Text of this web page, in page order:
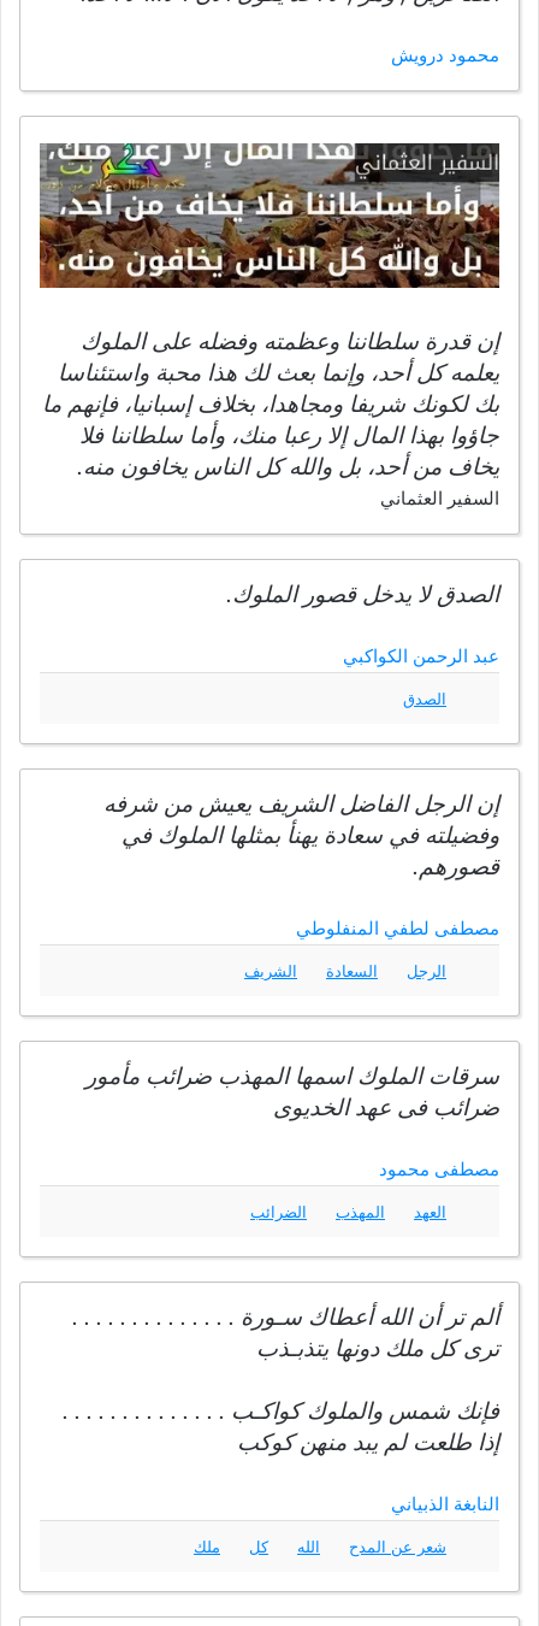
محمود درويش
إن قدرة سلطاننا وعظمته وفضله على الملوك
يعلمه كل أحد، وإنما بعث لك هذا محبة واستئناسا
بك لكونك شريفا ومجاهدا، بخلاف إسبانيا، فإنهم ما
جاؤوا بهذا المال إلا رعبا منك، وأما سلطاننا فلا
يخاف من أحد، بل والله كل الناس يخافون منه.
السفير العثماني
الصدق لا يدخل قصور الملوك.
عبد الرحمن الكواكبي
الصدق
إن الرجل الفاضل الشريف يعيش من شرفه
وفضيلته في سعادة يهنأ بمثلها الملوك في
قصورهم.
مصطفى لطفي المنفلوطي
الرجل السعادة الشريف
سرقات الملوك اسمها المهذب ضرائب مأمور
ضرائب فى عهد الخديوى
مصطفى محمود
العهد المهذب الضرائب
ألم تر أن الله أعطاك سـورة . . . . . . . . . . . . . .
ترى كل ملك دونها يتذبـذب
فإنك شمس والملوك كواكـب . . . . . . . . . . . . . .
إذا طلعت لم يبد منهن كوكب
النابغة الذبياني
شعر عن المدح الله كل ملك